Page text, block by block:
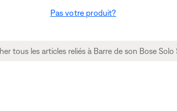
Pas votre produit?